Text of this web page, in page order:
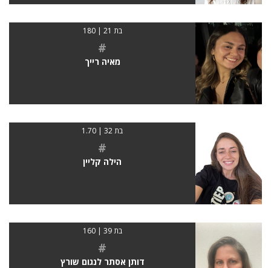
בת 21 | 180
#
מאיה רייך
בת 32 | 1.70
#
הילה קליין
בת 39 | 160
#
דותן אסתר לנגום שורץ